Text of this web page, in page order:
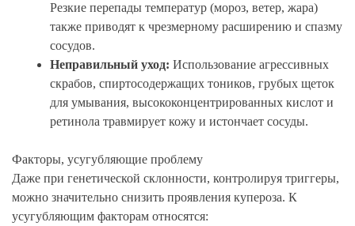
Резкие перепады температур (мороз, ветер, жара)
также приводят к чрезмерному расширению и спазму
сосудов.
Неправильный уход: Использование агрессивных
скрабов, спиртосодержащих тоников, грубых щеток
для умывания, высококонцентрированных кислот и
ретинола травмирует кожу и истончает сосуды.
Факторы, усугубляющие проблему
Даже при генетической склонности, контролируя триггеры,
можно значительно снизить проявления купероза. К
усугубляющим факторам относятся: